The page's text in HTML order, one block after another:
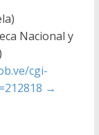
Nacional y
cgi-
→